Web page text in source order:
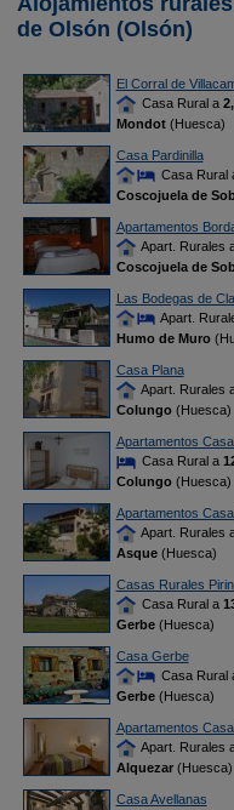
de Olsón (Olsón)
El Corral de
Casa Rural a
Mondot(Huesca)
Casa Pardinilla
Casa Rural
Coscojuela de
Apartamentos
Apart. Rurales
Coscojuela de
Las Bodegas de
Apart.
Humo de Muro
Casa Plana
Apart. Rurales
Colungo(Huesca)
Apartamentos
Casa Rural a
Colungo(Huesca)
Apartamentos
Apart. Rurales
Asque(Huesca)
Casas Rurales
Casa Rural a
Gerbe(Huesca)
Casa Gerbe
Casa Rural
Gerbe(Huesca)
Apartamentos
Apart. Rurales
Alquezar(Huesca)
Casa Avellanas